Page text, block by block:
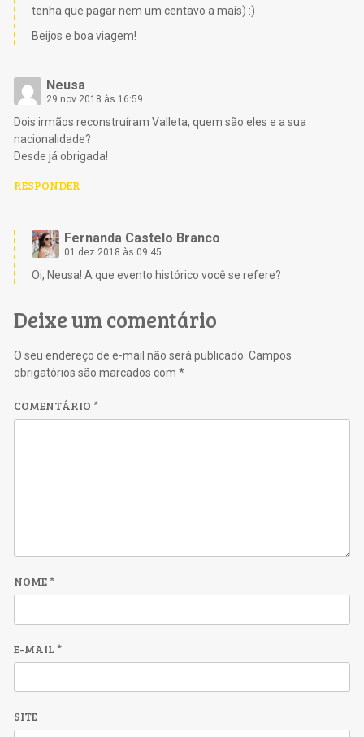
tenha que pagar nem um centavo a mais) :)
Beijos e boa viagem!
Neusa
29 nov 2018 às 16:59
Dois irmãos reconstruíram Valleta, quem são eles e a sua
nacionalidade?
Desde já obrigada!
RESPONDER
Fernanda Castelo Branco
01 dez 2018 às 09:45
Oi, Neusa! A que evento histórico você se refere?
Deixe um comentário
O seu endereço de e-mail não será publicado. Campos
obrigatórios são marcados com *
COMENTÁRIO *
NOME*
E-MAIL*
SITE